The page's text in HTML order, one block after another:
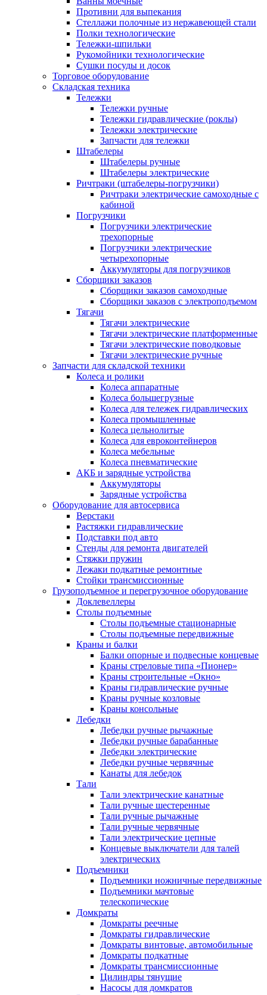
Противни для выпекания
Стеллажи полочные из нержавеющей стали
Полки технологические
Тележки-шпильки
Рукомойники технологические
Сушки посуды и досок
Торговое оборудование
Складская техника
Тележки
Тележки ручные
Тележки гидравлические (роклы)
Тележки электрические
Запчасти для тележки
Штабелеры
Штабелеры ручные
Штабелеры электрические
Ричтраки (штабелеры-погрузчики)
Ричтраки электрические самоходные с
кабиной
Погрузчики
Погрузчики электрические
трехопорные
Погрузчики электрические
четырехопорные
Аккумуляторы для погрузчиков
Сборщики заказов
Сборщики заказов самоходные
Сборщики заказов с электроподъемом
Тягачи
Тягачи электрические
Тягачи электрические платформенные
Тягачи электрические поводковые
Тягачи электрические ручные
Запчасти для складской техники
Колеса и ролики
Колеса аппаратные
Колеса большегрузные
Колеса для тележек гидравлических
Колеса промышленные
Колеса цельнолитые
Колеса для евроконтейнеров
Колеса мебельные
Колеса пневматические
АКБ и зарядные устройства
Аккумуляторы
Зарядные устройства
Оборудование для автосервиса
Верстаки
Растяжки гидравлические
Подставки под авто
Стенды для ремонта двигателей
Стяжки пружин
Лежаки подкатные ремонтные
Стойки трансмиссионные
Грузоподъемное и перегрузочное оборудование
Доклевеллеры
Столы подъемные
Столы подъемные стационарные
Столы подъемные передвижные
Краны и балки
Балки опорные и подвесные концевые
Краны стреловые типа «Пионер»
Краны строительные «Окно»
Краны гидравлические ручные
Краны ручные козловые
Краны консольные
Лебедки
Лебедки ручные рычажные
Лебедки ручные барабанные
Лебедки электрические
Лебедки ручные червячные
Канаты для лебедок
Тали
Тали электрические канатные
Тали ручные шестеренные
Тали ручные рычажные
Тали ручные червячные
Тали электрические цепные
Концевые выключатели для талей
электрических
Подъемники
Подъемники ножничные передвижные
Подъемники мачтовые
телескопические
Домкраты
Домкраты реечные
Домкраты гидравлические
Домкраты винтовые, автомобильные
Домкраты подкатные
Домкраты трансмиссионные
Цилиндры тянущие
Насосы для домкратов